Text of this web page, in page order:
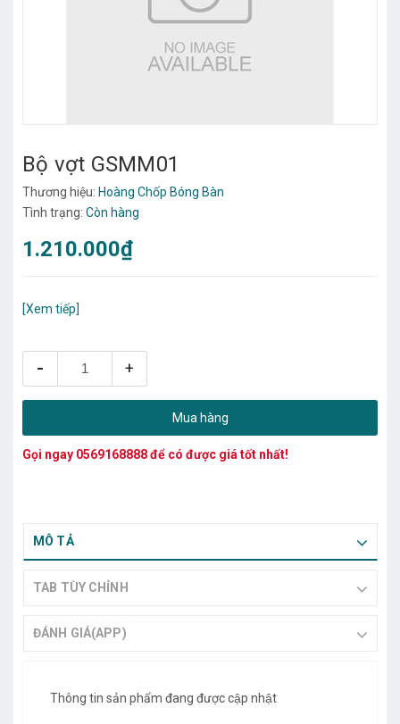
Bộ vợt GSMM01
Thương hiệu: Hoàng Chốp Bóng Bàn
Tình trạng: Còn hàng
1.210.000₫
[Xem tiếp]
- +
Mua hàng
Gọi ngay 0569168888để có được giá tốt nhất!
MÔ TẢ
TAB TÙY CHỈNH
ĐÁNH GIÁ(APP)
Thông tin sản phẩm đang được cập nhật